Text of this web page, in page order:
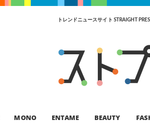
トレンドニュースサイト STRAIGHT
MONO ENTAME BEAUTY